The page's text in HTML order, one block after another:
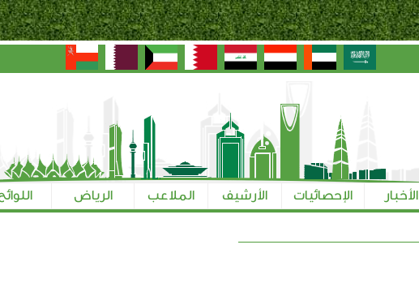
الأخبار الإحصائيات الأرشيف الملاعب الرياض